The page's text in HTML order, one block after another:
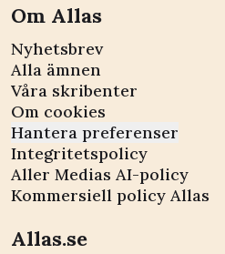
Om Allas
Nyhetsbrev
Alla ämnen
Våra skribenter
Om cookies
Hantera preferenser
Integritetspolicy
Aller Medias AI-policy
Kommersiell policy Allas
Allas.se